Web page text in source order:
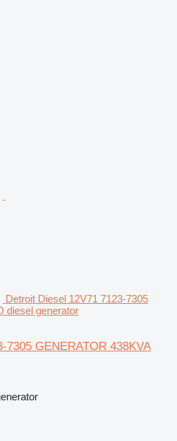
Detroit Diesel 12V71 7123-7305
diesel generator
7305 GENERATOR 438KVA